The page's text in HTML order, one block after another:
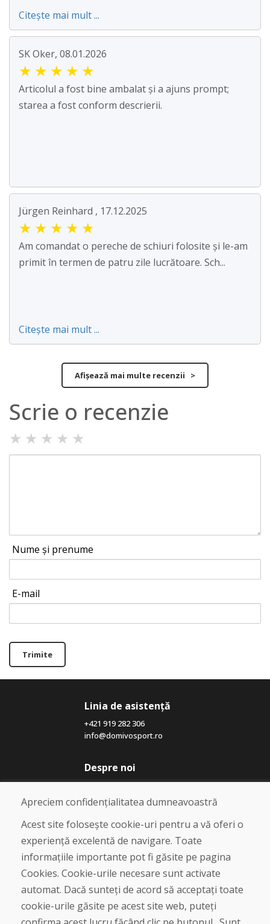
Citește mai mult ...
SK Oker, 08.01.2026
★ ★ ★ ★ ★
Articolul a fost bine ambalat și a ajuns prompt;
starea a fost conform descrierii.
Jürgen Reinhard , 17.12.2025
★ ★ ★ ★ ★
Am comandat o pereche de schiuri folosite și le-am
primit în termen de patru zile lucrătoare. Sch...
Citește mai mult ...
Afișează mai multe recenzii >
Scrie o recenzie
★ ★ ★ ★ ★
Nume și prenume
E-mail
Trimite
Linia de asistență
+421 919 282 306
info@domivosport.ro
Despre noi
Blog
Despre noi
Magazin
Contact
Cumpărare
Magazin online
Livrare și plată
Plângere
Retur și schimb de mărfuri
Apreciem confidențialitatea dumneavoastră
Acest site folosește cookie-uri pentru a vă oferi o
experiență excelentă de navigare. Toate
informațiile importante pot fi găsite pe pagina
Cookies. Cookie-urile necesare sunt activate
automat. Dacă sunteți de acord să acceptați toate
cookie-urile găsite pe acest site web, puteți